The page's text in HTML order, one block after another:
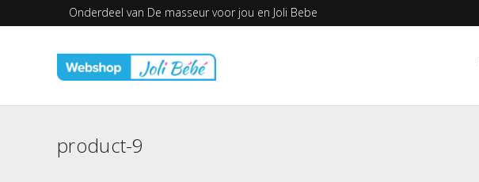
Onderdeel van De masseur voor jou en Joli Bebe
product-9